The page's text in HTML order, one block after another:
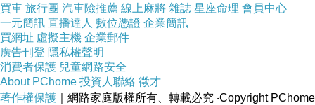
上。當一個地方缺乏生命教育、缺乏對死亡與殘疾的公開
理解，也缺乏對弱者的制度性尊重，迷信就會填補這個空
白。它用最簡單的方式解釋不安：不要接近，不要碰到，
不要沾上。這種邏輯看似保護自己，實際上是在訓練人排
斥他者。
買車 旅行團 汽車險推薦 線上麻將 雜誌 星座命理 會員中心
一元簡訊 直播達人 數位憑證 企業簡訊
買網址 虛擬主機 企業郵件
廣告刊登 隱私權聲明
消費者保護 兒童網路安全
About PChome 投資人聯絡 徵才
著作權保護 ｜網路家庭版權所有、轉載必究 ‧Copyright PChome